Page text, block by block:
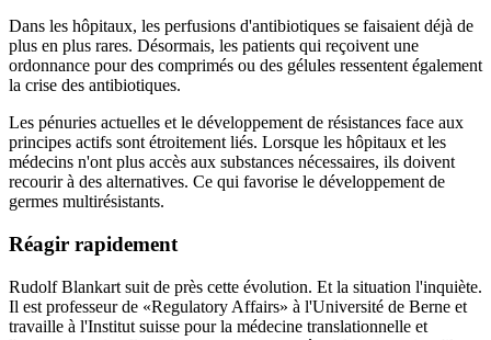
Dans les hôpitaux, les perfusions d'antibiotiques se faisaient déjà de
plus en plus rares. Désormais, les patients qui reçoivent une
ordonnance pour des comprimés ou des gélules ressentent également
la crise des antibiotiques.
Les pénuries actuelles et le développement de résistances face aux
principes actifs sont étroitement liés. Lorsque les hôpitaux et les
médecins n'ont plus accès aux substances nécessaires, ils doivent
recourir à des alternatives. Ce qui favorise le développement de
germes multirésistants.
Réagir rapidement
Rudolf Blankart suit de près cette évolution. Et la situation l'inquiète.
Il est professeur de «Regulatory Affairs» à l'Université de Berne et
travaille à l'Institut suisse pour la médecine translationnelle et